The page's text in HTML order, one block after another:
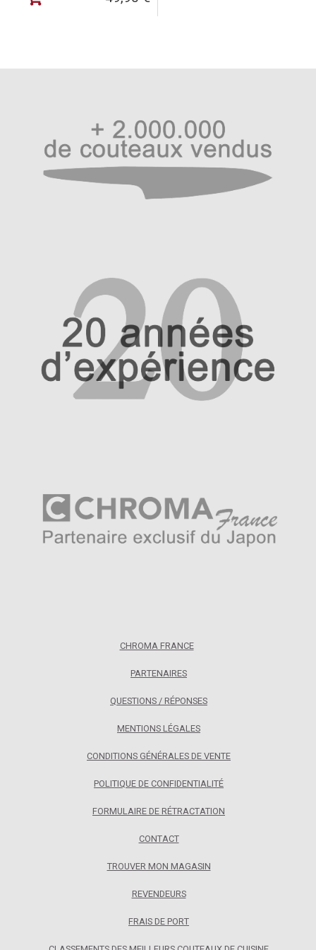
CHROMA FRANCE
PARTENAIRES
QUESTIONS / RÉPONSES
MENTIONS LÉGALES
CONDITIONS GÉNÉRALES DE VENTE
POLITIQUE DE CONFIDENTIALITÉ
FORMULAIRE DE RÉTRACTATION
CONTACT
TROUVER MON MAGASIN
REVENDEURS
FRAIS DE PORT